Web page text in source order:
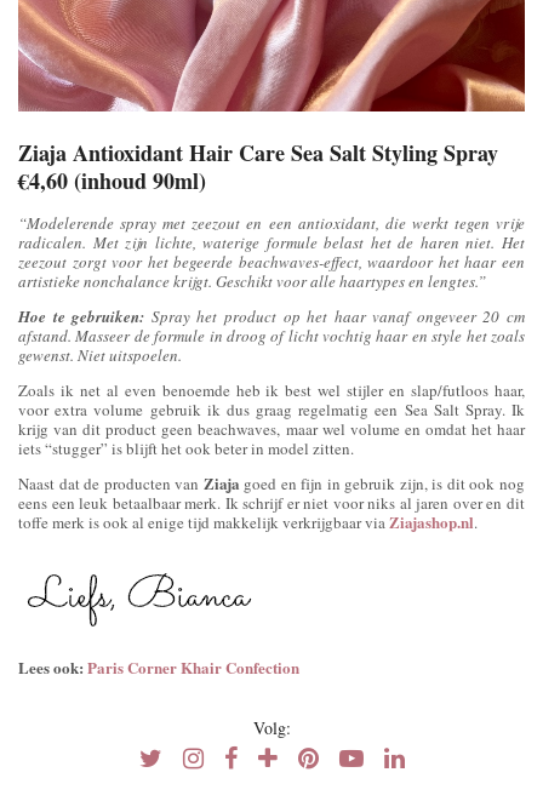
Ziaja Antioxidant Hair Care Sea Salt Styling Spray
€4,60 (inhoud 90ml)
“Modelerende spray met zeezout en een antioxidant, die werkt tegen vrije
radicalen. Met zijn lichte, waterige formule belast het de haren niet. Het
zeezout zorgt voor het begeerde beachwaves-effect, waardoor het haar een
artistieke nonchalance krijgt. Geschikt voor alle haartypes en lengtes.”
Hoe te gebruiken: Spray het product op het haar vanaf ongeveer 20 cm
afstand. Masseer de formule in droog of licht vochtig haar en style het zoals
gewenst. Niet uitspoelen.
Zoals ik net al even benoemde heb ik best wel stijler en slap/futloos haar,
voor extra volume gebruik ik dus graag regelmatig een Sea Salt Spray. Ik
krijg van dit product geen beachwaves, maar wel volume en omdat het haar
iets “stugger” is blijft het ook beter in model zitten.
Naast dat de producten van Ziaja goed en fijn in gebruik zijn, is dit ook nog
eens een leuk betaalbaar merk. Ik schrijf er niet voor niks al jaren over en dit
toffe merk is ook al enige tijd makkelijk verkrijgbaar viaZiajashop.nl.
Lees ook: Paris Corner Khair Confection
Volg: